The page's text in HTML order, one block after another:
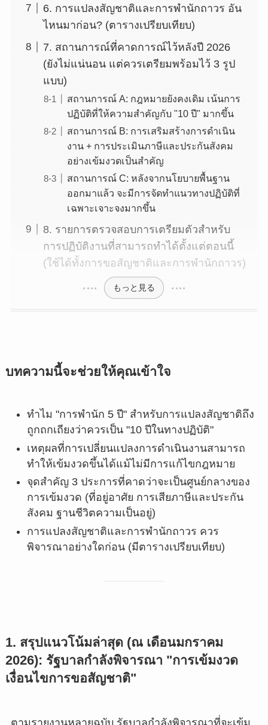
6. การแปลงสัญชาติและการพำนักถาวร อัน
ไหนมาก่อน? (ตารางเปรียบเทียบ)
7. สถานการณ์ที่คาดการณ์ไว้หลังปี 2026
(ยังไม่แน่นอน แต่ควรเตรียมพร้อมไว้ 3 รูป
แบบ)
สถานการณ์ A: กฎหมายยังคงเดิม เน้นการ
ปฏิบัติที่ให้ความสำคัญกับ "10 ปี" มากขึ้น
สถานการณ์ B: การเสริมสร้างการดำเนิน
งาน + การประเมินภาษีและประกันสังคม
อย่างเข้มงวดเป็นสำคัญ
สถานการณ์ C: หลังจากนโยบายพื้นฐาน
ออกมาแล้ว จะมีการจัดทำแนวทางปฏิบัติที่
เฉพาะเจาะจงมากขึ้น
8. รายการตรวจสอบการเตรียมตัวสำหรับ
การปฏิบัติงานที่สามารถทำได้ตั้งแต่ตอนนี้
(ใช้ได้ทั้งการขอสัญชาติและการพำนักถาวร)
もっと見る
บทความนี้จะช่วยให้คุณเข้าใจ
ทำไม "การพำนัก 5 ปี" สำหรับการแปลงสัญชาติถึง
ถูกถกเถียงว่าควรเป็น "10 ปีในทางปฏิบัติ"
เหตุผลที่การเปลี่ยนแปลงการดำเนินงานสามารถ
ทำให้เข้มงวดขึ้นได้แม้ไม่มีการแก้ไขกฎหมาย
จุดสำคัญ 3 ประการที่คาดว่าจะเป็นศูนย์กลางของ
การเข้มงวด (ที่อยู่อาศัย การเสียภาษีและประกัน
สังคม ฐานชีวิตความเป็นอยู่)
การแปลงสัญชาติและการพำนักถาวร ควร
พิจารณาอย่างใดก่อน (มีตารางเปรียบเทียบ)
1. สรุปแนวโน้มล่าสุด (ณ เดือนมกราคม
2026): รัฐบาลกำลังพิจารณา "การเข้มงวด
เงื่อนไขการขอสัญชาติ"
ตามรายงานหลายฉบับ รัฐบาลกำลังพิจารณาที่จะเข้ม